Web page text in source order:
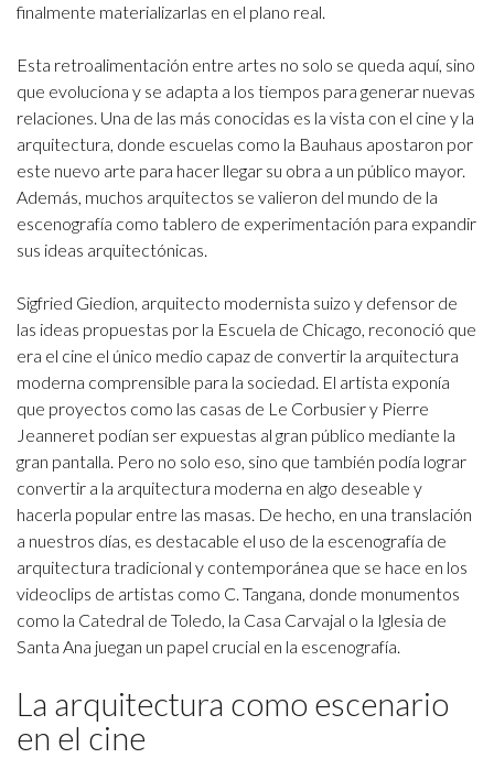
finalmente materializarlas en el plano real.
Esta retroalimentación entre artes no solo se queda aquí, sino
que evoluciona y se adapta a los tiempos para generar nuevas
relaciones. Una de las más conocidas es la vista con el cine y la
arquitectura, donde escuelas como la Bauhaus apostaron por
este nuevo arte para hacer llegar su obra a un público mayor.
Además, muchos arquitectos se valieron del mundo de la
escenografía como tablero de experimentación para expandir
sus ideas arquitectónicas.
Sigfried Giedion, arquitecto modernista suizo y defensor de
las ideas propuestas por la Escuela de Chicago, reconoció que
era el cine el único medio capaz de convertir la arquitectura
moderna comprensible para la sociedad. El artista exponía
que proyectos como las casas de Le Corbusier y Pierre
Jeanneret podían ser expuestas al gran público mediante la
gran pantalla. Pero no solo eso, sino que también podía lograr
convertir a la arquitectura moderna en algo deseable y
hacerla popular entre las masas. De hecho, en una translación
a nuestros días, es destacable el uso de la escenografía de
arquitectura tradicional y contemporánea que se hace en los
videoclips de artistas como C. Tangana, donde monumentos
como la Catedral de Toledo, la Casa Carvajal o la Iglesia de
Santa Ana juegan un papel crucial en la escenografía.
La arquitectura como escenario
en el cine